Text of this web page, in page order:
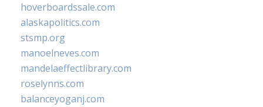
hoverboardssale.com
alaskapolitics.com
stsmp.org
manoelneves.com
mandelaeffectlibrary.com
roselynns.com
balanceyoganj.com